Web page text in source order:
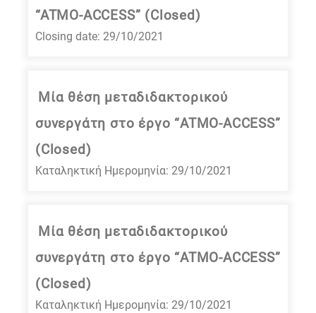
“ATMO-ACCESS” (Closed)
Closing date: 29/10/2021
Μία θέση μεταδιδακτορικού
συνεργάτη στο έργο “ATMO-ACCESS”
(Closed)
Καταληκτική Ημερομηνία: 29/10/2021
Μία θέση μεταδιδακτορικού
συνεργάτη στο έργο “ATMO-ACCESS”
(Closed)
Καταληκτική Ημερομηνία: 29/10/2021